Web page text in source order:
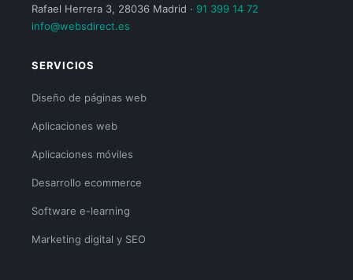
Rafael Herrera 3, 28036 Madrid · 91 399 14 72
info@websdirect.es
SERVICIOS
Diseño de páginas web
Aplicaciones web
Aplicaciones móviles
Desarrollo ecommerce
Software e-learning
Marketing digital y SEO